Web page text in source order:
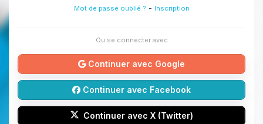
Mot de passe oublié ? - Inscription
Ou se connecter avec
Continuer avec Google
Continuer avec Facebook
Continuer avec X (Twitter)